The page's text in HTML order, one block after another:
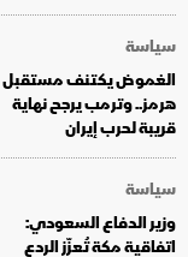
سياسة
الغموض يكتنف مستقبل
هرمز.. وترمب يرجح نهاية
قريبة لحرب إيران
سياسة
وزير الدفاع السعودي:
اتفاقية مكة تُعزّز الردع